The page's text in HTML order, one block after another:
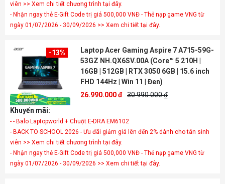
viên >> Xem chi tiết chương trình tại đây.
- Nhận ngay thẻ E-Gift Code trị giá 500,000 VNĐ - Thẻ nạp game VNG từ
ngày 01/07/2026 - 30/09/2026 >> Xem chi tiết tại đây.
-13%
Laptop Acer Gaming Aspire 7 A715-59G-
53GZ NH.QX6SV.00A (Core™ 5 210H |
16GB | 512GB | RTX 3050 6GB | 15.6 inch
FHD 144Hz | Win 11 | Đen)
26.990.000 đ 30.990.000 ₫
Khuyến mãi:
- - Balo Laptopworld + Chuột E-DRA EM6102
- BACK TO SCHOOL 2026 - Ưu đãi giảm giá lên đến 2% dành cho tân sinh
viên >> Xem chi tiết chương trình tại đây.
- Nhận ngay thẻ E-Gift Code trị giá 500,000 VNĐ - Thẻ nạp game VNG từ
ngày 01/07/2026 - 30/09/2026 >> Xem chi tiết tại đây.